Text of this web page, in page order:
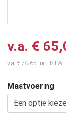
v.a. €
v.a. € 78,65 incl. BTW
Maatvoering